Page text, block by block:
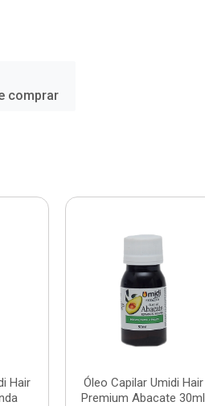
comprar
Hair
Óleo Capilar Umidi Hair
Premium Abacate 30ml